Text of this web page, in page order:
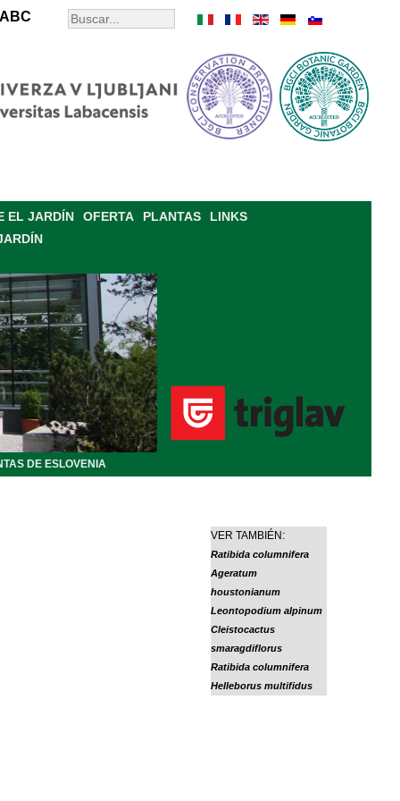
ABC
EL JARDÍN OFERTA PLANTAS
LINKS
DE ESLOVENIA
VER TAMBIÉN:
Ratibida columnifera
Ageratum
houstonianum
Leontopodium alpinum
Cleistocactus
smaragdiflorus
Ratibida columnifera
Helleborus multifidus